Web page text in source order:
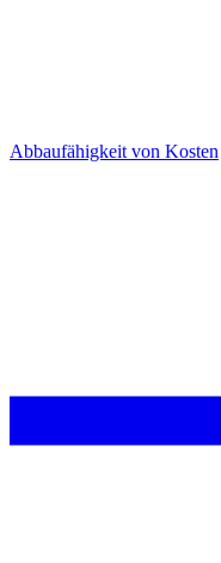
Abbaufähigkeit von Kosten